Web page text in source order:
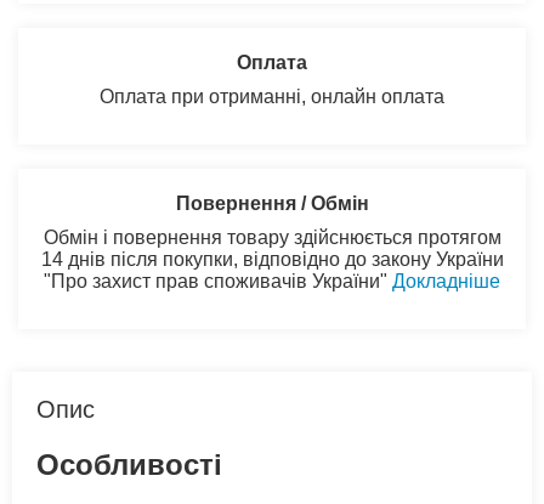
Оплата
Оплата при отриманні, онлайн оплата
Повернення / Обмін
Обмін і повернення товару здійснюється протягом
14 днів після покупки, відповідно до закону України
"Про захист прав споживачів України" Докладніше
Опис
Особливості